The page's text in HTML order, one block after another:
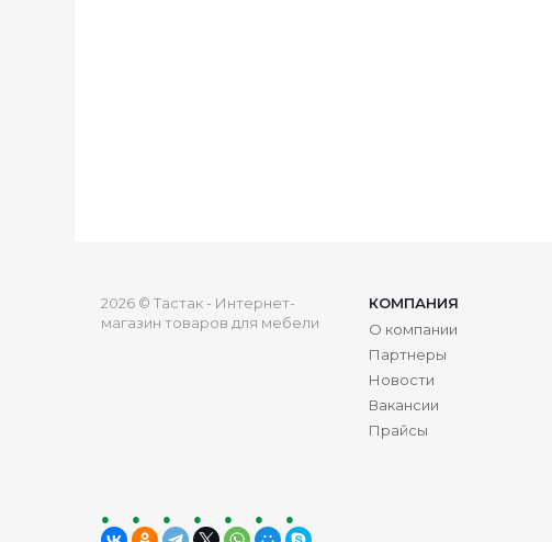
2026 © Тастак - Интернет-
магазин товаров для мебели
КОМПАНИЯ
О компании
Партнеры
Новости
Вакансии
Прайсы